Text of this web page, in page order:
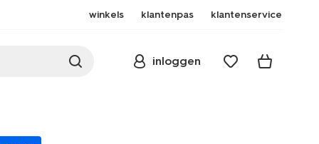
winkels klantenpas klantenservice
inloggen